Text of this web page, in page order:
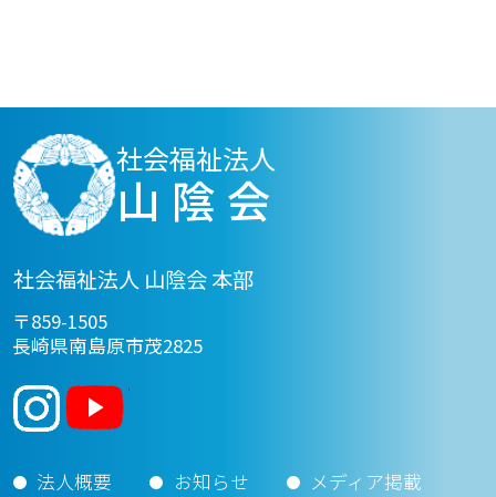
社会福祉法人
山陰会
社会福祉法人 山陰会 本部
〒859-1505
長崎県南島原市茂2825
法人概要 お知らせ
メディア掲載